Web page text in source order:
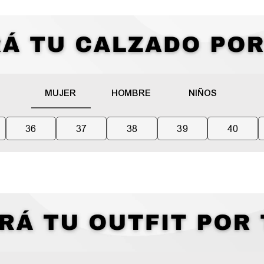
MUJER HOMBRE NIÑOS
36 37 38 39 40